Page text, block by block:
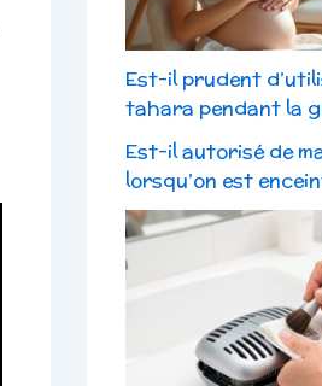
Est-il prudent
tahara pendant la
Est-il autorisé de
lorsqu’on est